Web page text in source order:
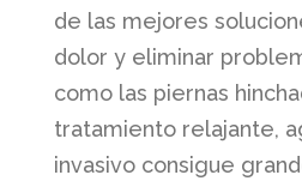
de las mejores
dolor y eliminar
como las piernas
tratamiento relajante,
invasivo consigue